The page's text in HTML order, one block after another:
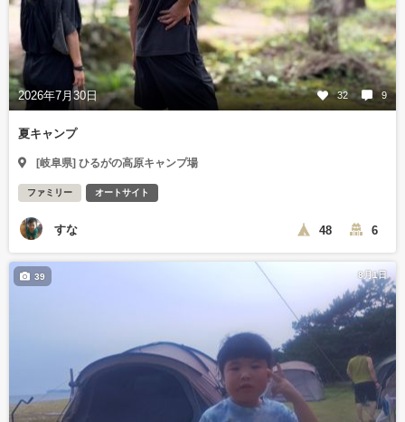
2026年7月30日 32 9
夏キャンプ
[岐阜県] ひるがの高原キャンプ場
ファミリー オートサイト
すな 48 6
8月1日
39